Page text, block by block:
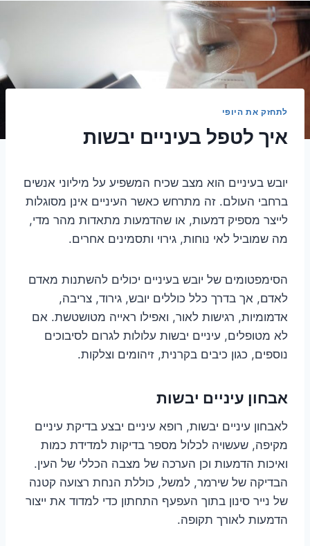
לתחזק את היופי
איך לטפל בעיניים יבשות
יובש בעיניים הוא מצב שכיח המשפיע על מיליוני אנשים
ברחבי העולם. זה מתרחש כאשר העיניים אינן מסוגלות
לייצר מספיק דמעות, או שהדמעות מתאדות מהר מדי,
מה שמוביל לאי נוחות, גירוי ותסמינים אחרים.
הסימפטומים של יובש בעיניים יכולים להשתנות מאדם
לאדם, אך בדרך כלל כוללים יובש, גירוד, צריבה,
אדמומיות, רגישות לאור, ואפילו ראייה מטושטשת. אם
לא מטופלים, עיניים יבשות עלולות לגרום לסיבוכים
נוספים, כגון כיבים בקרנית, זיהומים וצלקות.
אבחון עיניים יבשות
לאבחון עיניים יבשות, רופא עיניים יבצע בדיקת עיניים
מקיפה, שעשויה לכלול מספר בדיקות למדידת כמות
ואיכות הדמעות וכן הערכה של מצבה הכללי של העין.
הבדיקה של שירמר, למשל, כוללת הנחת רצועה קטנה
של נייר סינון בתוך העפעף התחתון כדי למדוד את ייצור
הדמעות לאורך תקופה.